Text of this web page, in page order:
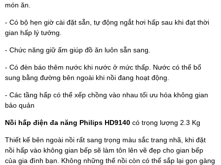
món ăn.
- Có bộ hẹn giờ cài đặt sẵn, tự động ngắt hơi hấp sau khi đạt thời
gian hấp lý tưởng.
- Chức năng giữ ấm giúp đồ ăn luôn sẵn sang.
- Có đèn báo thêm nước khi nước ở mức thấp. Nước có thể bổ
sung bằng đường bên ngoài khi nồi đang hoạt động.
- Các tầng hấp có thể xếp chồng vào nhau tối ưu hóa không gian
bảo quản
Nồi hấp điện đa năng Philips HD9140 có trọng lượng 2.3 Kg
Thiết kế bên ngoài nồi rất sang trọng màu sắc trang nhã, khi đặt
nồi hấp vào không gian bếp sẽ làm tôn lên vẽ đẹp cho gian bếp
của gia đình bạn. Không những thế nồi còn có thể sắp lại gọn gàng